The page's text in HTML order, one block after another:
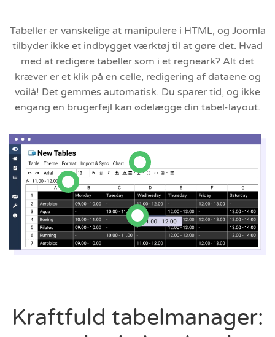
Tabeller er vanskelige at manipulere i HTML, og Joomla
tilbyder ikke et indbygget værktøj til at gøre det. Hvad
med at redigere tabeller som i et regneark? Alt det
kræver er et klik på en celle, redigering af dataene og
voilà! Det gemmes automatisk. Du sparer tid, og ikke
engang en brugerfejl kan ødelægge din tabel-layout.
Kraftfuld tabelmanager: